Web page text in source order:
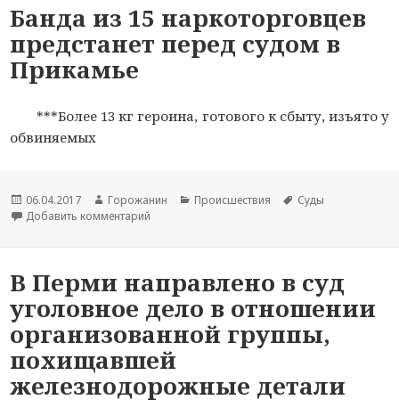
Банда из 15 наркоторговцев
предстанет перед судом в
Прикамье
***Более 13 кг героина, готового к сбыту, изъято у
обвиняемых
Новость
опубликована
06.04.2017
Автор
новости
Горожанин
Раздел
Происшествия
Тема
Суды
Добавить комментарий
В Перми направлено в суд
уголовное дело в отношении
организованной группы,
похищавшей
железнодорожные детали